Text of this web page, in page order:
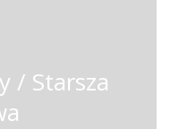
/ Starsza